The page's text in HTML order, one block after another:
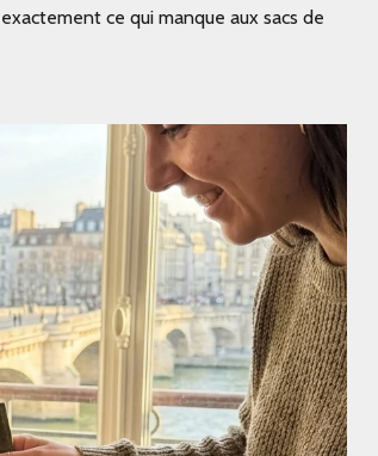
ce qui manque aux sacs de